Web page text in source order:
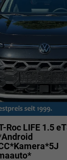
Roc LIFE 1.5